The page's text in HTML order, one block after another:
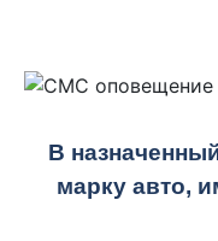
В
марку авто,